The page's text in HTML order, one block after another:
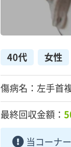
40代 女性
傷病名：左手首
最終回収金額：
当コーナ